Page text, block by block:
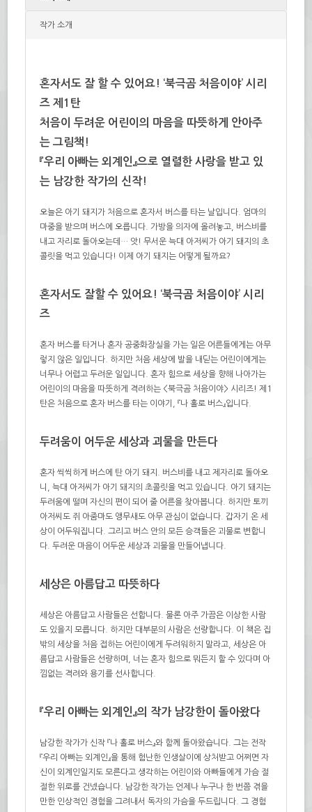
작가 소개
혼자서도 잘 할 수 있어요! ‘북극곰 처음이야’ 시리
즈 제1탄
처음이 두려운 어린이의 마음을 따뜻하게 안아주
는 그림책!
『우리 아빠는 외계인』으로 열렬한 사랑을 받고 있
는 남강한 작가의 신작!
오늘은 아기 돼지가 처음으로 혼자서 버스를 타는 날입니다. 엄마의
마중을 받으며 버스에 오릅니다. 가방을 의자에 올려놓고, 버스비를
내고 자리로 돌아오는데… 앗! 무서운 늑대 아저씨가 아기 돼지의 초
콜릿을 먹고 있습니다! 이제 아기 돼지는 어떻게 될까요?
혼자서도 잘할 수 있어요! ‘북극곰 처음이야’ 시리
즈
혼자 버스를 타거나 혼자 공중화장실을 가는 일은 어른들에게는 아무
렇지 않은 일입니다. 하지만 처음 세상에 발을 내딛는 어린이에게는
너무나 어렵고 두려운 일입니다. 혼자 힘으로 세상을 향해 나아가는
어린이의 마음을 따뜻하게 격려하는 <북극곰 처음이야> 시리즈! 제1
탄은 처음으로 혼자 버스를 타는 이야기, 『나 홀로 버스』입니다.
두려움이 어두운 세상과 괴물을 만든다
혼자 씩씩하게 버스에 탄 아기 돼지. 버스비를 내고 제자리로 돌아오
니, 늑대 아저씨가 아기 돼지의 초콜릿을 먹고 있습니다. 아기 돼지는
두려움에 떨며 자신의 편이 되어 줄 어른을 찾아봅니다. 하지만 토끼
아저씨도 쥐 아줌마도 앵무새도 아무 관심이 없습니다. 갑자기 온 세
상이 어두워집니다. 그리고 버스 안의 모든 승객들은 괴물로 변합니
다. 두려운 마음이 어두운 세상과 괴물을 만들어냅니다.
세상은 아름답고 따뜻하다
세상은 아름답고 사람들은 선합니다. 물론 아주 가끔은 이상한 사람
도 있을지 모릅니다. 하지만 대부분의 사람은 선량합니다. 이 책은 집
밖의 세상을 처음 접하는 어린이에게 두려워하지 말라고, 세상은 아
름답고 사람들은 선량하며, 너는 혼자 힘으로 뭐든지 할 수 있다며 아
낌없는 격려와 용기를 선사합니다.
『우리 아빠는 외계인』의 작가 남강한이 돌아왔다
남강한 작가가 신작 『나 홀로 버스』와 함께 돌아왔습니다. 그는 전작
『우리 아빠는 외계인』을 통해 험난한 인생살이에 상처받고 어쩌면 자
신이 외계인일지도 모른다고 생각하는 어린이와 아빠들에게 가슴 절
절한 위로를 건넸습니다. 남강한 작가는 언제나 누구나 한 번쯤 겪을
만한 인상적인 경험을 그려내서 독자의 가슴을 두드립니다. 그 경험